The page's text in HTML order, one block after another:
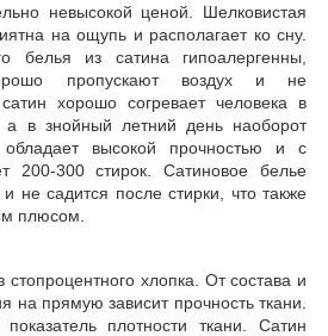
невысокой ценой. Шелковистая
на ощупь и располагает ко сну.
белья из сатина гипоалергенны,
пропускают воздух и не
хорошо согревает человека в
а в знойный летний день наоборот
высокой прочностью и с
200-300 стирок. Сатиновое белье
не садится после стирки, что также
плюсом.
стопроцентного хлопка. От состава и
на прямую зависит прочность ткани.
плотности ткани. Сатин